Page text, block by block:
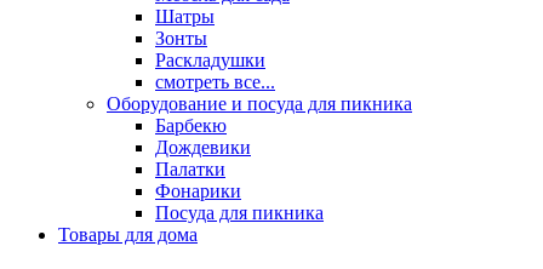
Шатры
Зонты
Раскладушки
смотреть все...
Оборудование и посуда для пикника
Барбекю
Дождевики
Палатки
Фонарики
Посуда для пикника
Товары для дома